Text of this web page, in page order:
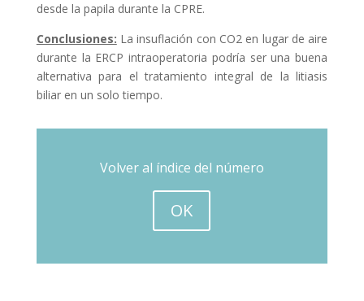
desde la papila durante la CPRE.
Conclusiones: La insuflación con CO2 en lugar de aire
durante la ERCP intraoperatoria podría ser una buena
alternativa para el tratamiento integral de la litiasis
biliar en un solo tiempo​.
Volver al índice del número
OK